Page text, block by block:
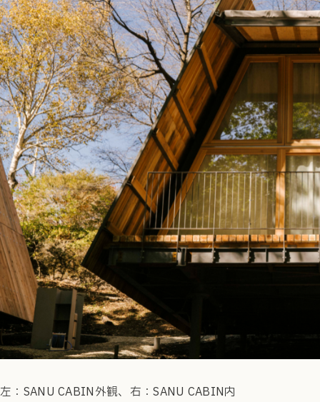
左：SANU CABIN外観、右：SANU CABIN内